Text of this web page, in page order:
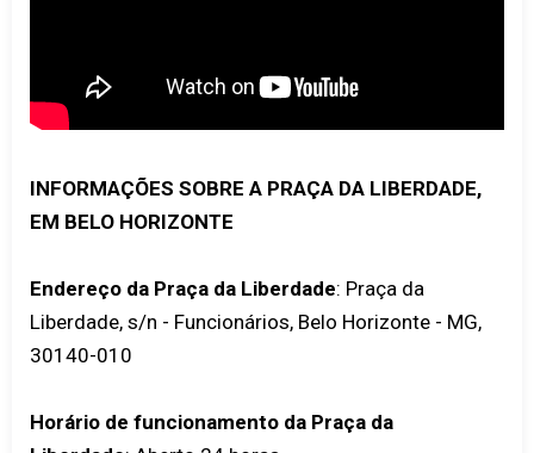
INFORMAÇÕES SOBRE A PRAÇA DA LIBERDADE,
EM BELO HORIZONTE
Endereço da Praça da Liberdade: Praça da
Liberdade, s/n - Funcionários, Belo Horizonte - MG,
30140-010
Horário de funcionamento da Praça da